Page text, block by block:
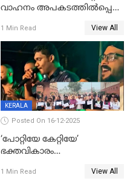
വാഹനം അപകടത്തിൽപ്പെട്ടു;
രക്ഷപ്പെട്ടത് തലനാരിടയ്ക്ക്
1 Min Read View All
KERALA
Posted On 16-12-2025
‘പോറ്റിയേ കേറ്റിയേ’
ഭക്തവികാരം
ഡിജിപിക്ക് പരാതി; ശക്തമായ
1 Min Read View All